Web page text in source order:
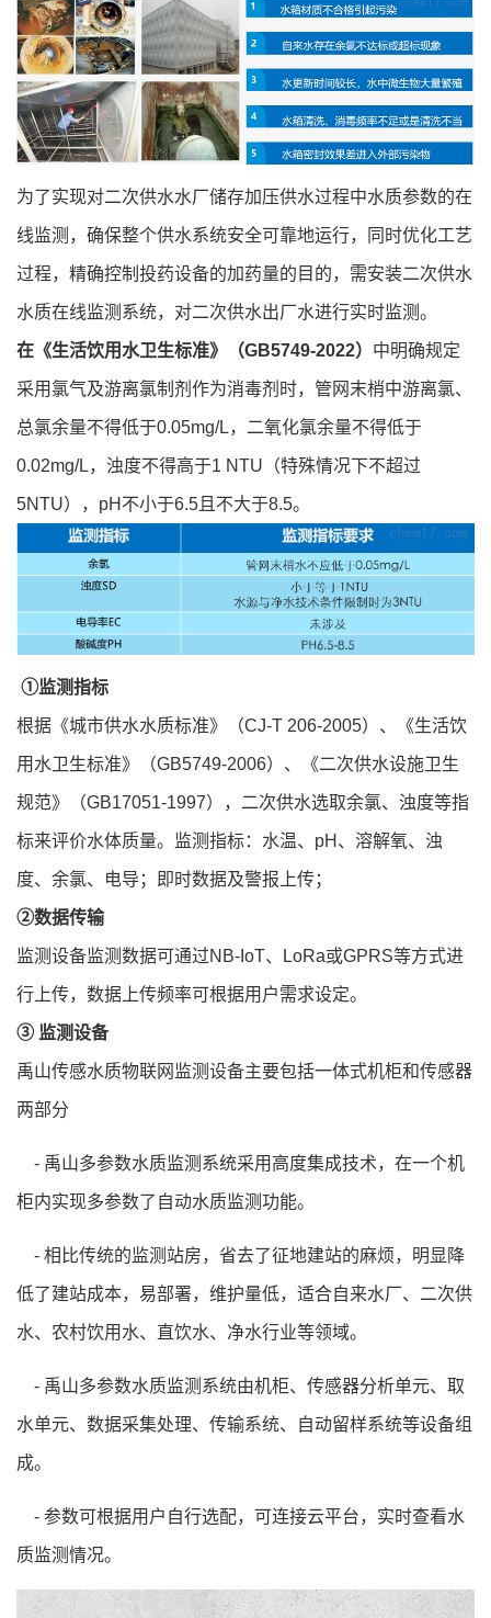
为了实现对二次供水水厂储存加压供水过程中水质参数的在
线监测，确保整个供水系统安全可靠地运行，同时优化工艺
过程，精确控制投药设备的加药量的目的，需安装二次供水
水质在线监测系统，对二次供水出厂水进行实时监测。
在《生活饮用水卫生标准》（GB5749-2022） 中明确规定
采用氯气及游离氯制剂作为消毒剂时，管网末梢中游离氯、
总氯余量不得低于0.05mg/L，二氧化氯余量不得低于
0.02mg/L，浊度不得高于1 NTU（特殊情况下不超过
5NTU），pH不小于6.5且不大于8.5。
①监测指标
根据《城市供水水质标准》（CJ-T 206-2005）、《生活饮
用水卫生标准》（GB5749-2006）、《二次供水设施卫生
规范》（GB17051-1997），二次供水选取余氯、浊度等指
标来评价水体质量。监测指标：水温、pH、溶解氧、浊
度、余氯、电导；即时数据及警报上传；
②数据传输
监测设备监测数据可通过NB-IoT、LoRa或GPRS等方式进
行上传，数据上传频率可根据用户需求设定。
③ 监测设备
禹山传感水质物联网监测设备主要包括一体式机柜和传感器
两部分
- 禹山多参数水质监测系统采用高度集成技术，在一个机
柜内实现多参数了自动水质监测功能。
- 相比传统的监测站房，省去了征地建站的麻烦，明显降
低了建站成本，易部署，维护量低，适合自来水厂、二次供
水、农村饮用水、直饮水、净水行业等领域。
- 禹山多参数水质监测系统由机柜、传感器分析单元、取
水单元、数据采集处理、传输系统、自动留样系统等设备组
成。
- 参数可根据用户自行选配，可连接云平台，实时查看水
质监测情况。